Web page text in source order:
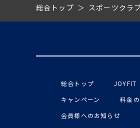
総合トップ スポーツクラ
総合トップ JOYFIT
キャンペーン
料金
会員様へのお知らせ